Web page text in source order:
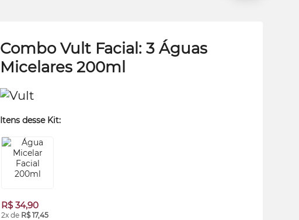
Combo Vult Facial: 3 Águas
Micelares 200ml
Itens desse Kit:
R$ 34,90
2x de R$ 17,45